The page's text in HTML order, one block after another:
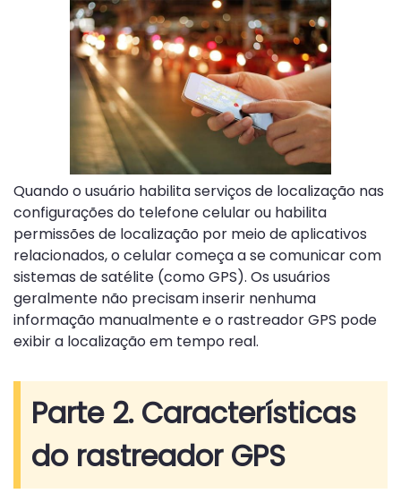
Quando o usuário habilita serviços de localização nas
configurações do telefone celular ou habilita
permissões de localização por meio de aplicativos
relacionados, o celular começa a se comunicar com
sistemas de satélite (como GPS). Os usuários
geralmente não precisam inserir nenhuma
informação manualmente e o rastreador GPS pode
exibir a localização em tempo real.
Parte 2. Características
do rastreador GPS